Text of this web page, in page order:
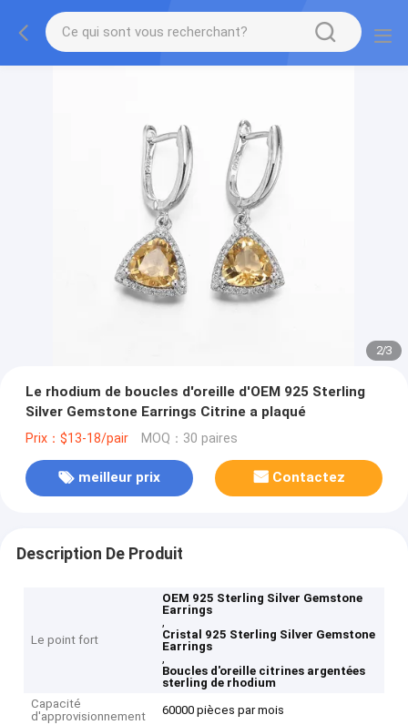
2/3
Le rhodium de boucles d'oreille d'OEM 925 Sterling
Silver Gemstone Earrings Citrine a plaqué
Prix：$13-18/pair MOQ：30 paires
meilleur prix Contactez
Description De Produit
Le point fort
OEM 925 Sterling Silver Gemstone
Earrings
,
Cristal 925 Sterling Silver Gemstone
Earrings
,
Boucles d'oreille citrines argentées
sterling de rhodium
Capacité
d'approvisionnement
60000 pièces par mois